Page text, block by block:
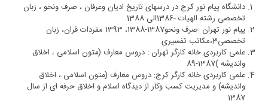
دانشگاه پیام نور کرج در درسهای تاریخ ادیان وعرفان ، صرف ونحو ، زبان
تخصصی رشته الهیات -1386الی 1388
پیام نور تهران :صرف ونحو1387-1388، 1393 مفردات قران، زبان
تخصصی3،مکاتب تفسیری
علمی کاربردی خانه کارگر تهران : دروس معارف (متون اسلامی ، اخلاق
واندیشه )1387-89
علمی کاربردی خانه کارگر کرج: دروس معارف (متون اسلامی ، اخلاق
واندیشه) و مدیریت کسب وکار از دیدگاه اسلام و اخلاق حرفه ای از سال
1387